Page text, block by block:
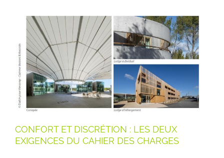
CONFORT ET DISCRÉTION : LES DEUX
EXIGENCES DU CAHIER DES CHARGES